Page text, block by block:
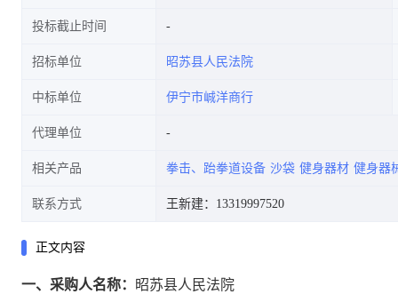
投标截止时间
招标单位 昭苏县人民法院
中标单位 伊宁市峸洋商行
代理单位
相关产品 拳击、跆拳道设备 沙袋 健身器材 健身器
联系方式 王新建：13319997520
正文内容
一、采购人名称：
昭苏县人民法院